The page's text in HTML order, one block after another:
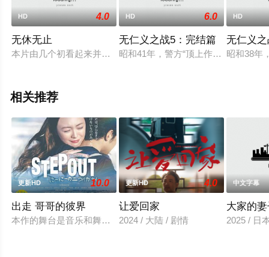
HD 4.0
无休无止
本片由几个初看起来并无关系的线索汇聚而成：一个律师本应
HD 6.0
无仁义之战5：完结篇
昭和41年，警方“顶上作战”使广岛黑
HD
无仁义
昭和38年
相关推荐
更新HD 10.0
出走 哥哥的彼界
本作的舞台是音乐和舞蹈融入生活的冲绳。与母亲朱音、妹妹
更新HD 4.0
让爱回家
2024 / 大陆 / 剧情
中文字幕
大家的
2025 / 日